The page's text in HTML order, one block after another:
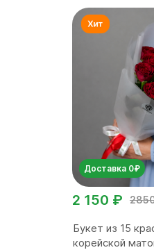
Доставка 0₽
2 150 ₽
Букет из 15
корейской